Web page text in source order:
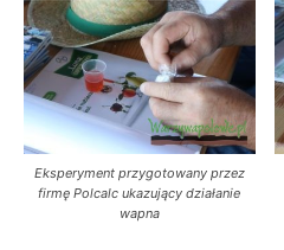
Eksperyment przygotowany przez
firmę Polcalc ukazujący działanie
wapna